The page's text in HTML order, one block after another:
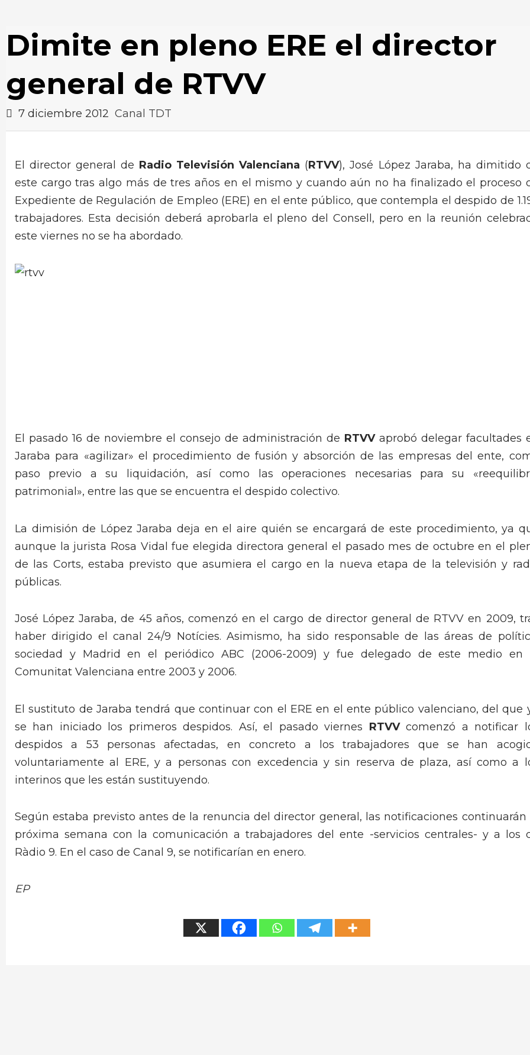
Dimite en pleno ERE el director
general de RTVV
7 diciembre 2012 Canal TDT
El director general de Radio Televisión Valenciana (RTVV), José López Jaraba, ha dimitido
este cargo tras algo más de tres años en el mismo y cuando aún no ha finalizado el proceso
Expediente de Regulación de Empleo (ERE) en el ente público, que contempla el despido de
trabajadores. Esta decisión deberá aprobarla el pleno del Consell, pero en la reunión
este viernes no se ha abordado.
El pasado 16 de noviembre el consejo de administración de RTVVaprobó delegar facultades
Jaraba para «agilizar» el procedimiento de fusión y absorción de las empresas del ente,
paso previo a su liquidación, así como las operaciones necesarias para su
patrimonial», entre las que se encuentra el despido colectivo.
La dimisión de López Jaraba deja en el aire quién se encargará de este procedimiento, ya
aunque la jurista Rosa Vidal fue elegida directora general el pasado mes de octubre en el
de las Corts, estaba previsto que asumiera el cargo en la nueva etapa de la televisión y
públicas.
José López Jaraba, de 45 años, comenzó en el cargo de director general de RTVV en 2009,
haber dirigido el canal 24/9 Notícies. Asimismo, ha sido responsable de las áreas de
sociedad y Madrid en el periódico ABC (2006-2009) y fue delegado de este medio en
Comunitat Valenciana entre 2003 y 2006.
El sustituto de Jaraba tendrá que continuar con el ERE en el ente público valenciano, del que
se han iniciado los primeros despidos. Así, el pasado viernes RTVVcomenzó a notificar
despidos a 53 personas afectadas, en concreto a los trabajadores que se han
voluntariamente al ERE, y a personas con excedencia y sin reserva de plaza, así como a
interinos que les están sustituyendo.
Según estaba previsto antes de la renuncia del director general, las notificaciones continuarán
próxima semana con la comunicación a trabajadores del ente -servicios centrales- y a los
Ràdio 9. En el caso de Canal 9, se notificarían en enero.
EP